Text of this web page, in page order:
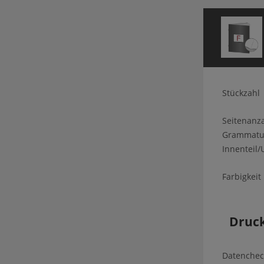
Stückzahl
Innenteil/
Farbigkeit